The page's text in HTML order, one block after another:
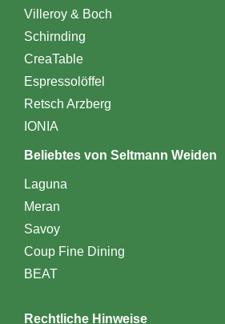
Villeroy & Boch
Schirnding
CreaTable
Espressolöffel
Retsch Arzberg
IONIA
Beliebtes von Seltmann Weiden
Laguna
Meran
Savoy
Coup Fine Dining
BEAT
Rechtliche Hinweise